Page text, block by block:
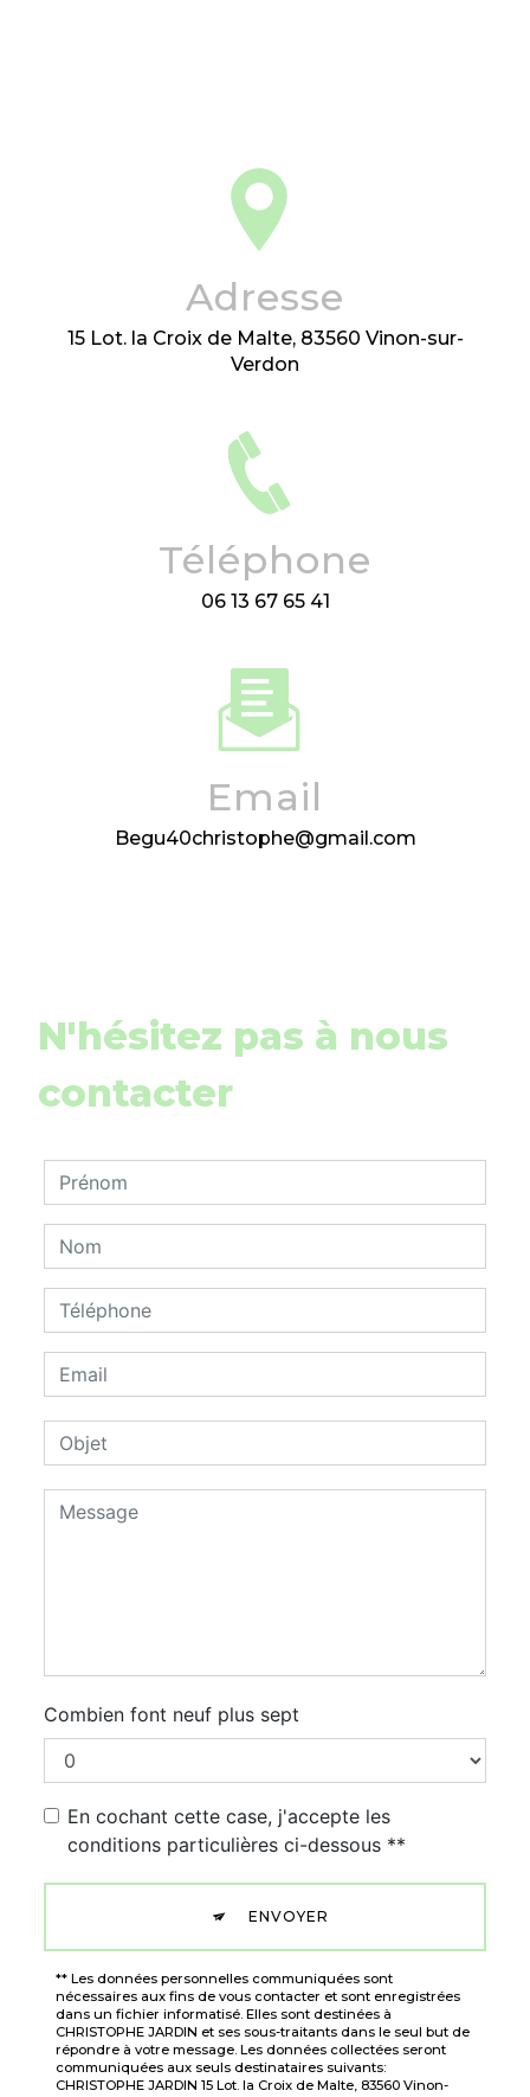
Adresse
15 Lot. la Croix de Malte, 83560 Vinon-sur-
Verdon
Téléphone
06 13 67 65 41
Email
begu40christophe@gmail.com
N'hésitez pas à nous
contacter
Combien font neuf plus sept
En cochant cette case, j'accepte les
conditions particulières ci-dessous **
ENVOYER
** Les données personnelles communiquées sont
nécessaires aux fins de vous contacter et sont enregistrées
dans un fichier informatisé. Elles sont destinées à
CHRISTOPHE JARDIN et ses sous-traitants dans le seul but de
répondre à votre message. Les données collectées seront
communiquées aux seuls destinataires suivants:
CHRISTOPHE JARDIN 15 Lot. la Croix de Malte, 83560 Vinon-